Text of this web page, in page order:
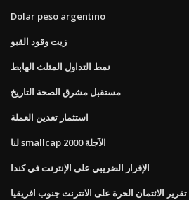
Dolar peso argentino
زيت وقود القبو
نمط التداول المثلث الهابط
مستقبل مشرق الصحة التاريخ
استثمار تعدين العملة
لنا smallcap 2000 الآجلة
الإقرار الضريبي على الإنترنت في كندا
تقرير الائتمان الحرة على الانترنت جنوب افريقيا